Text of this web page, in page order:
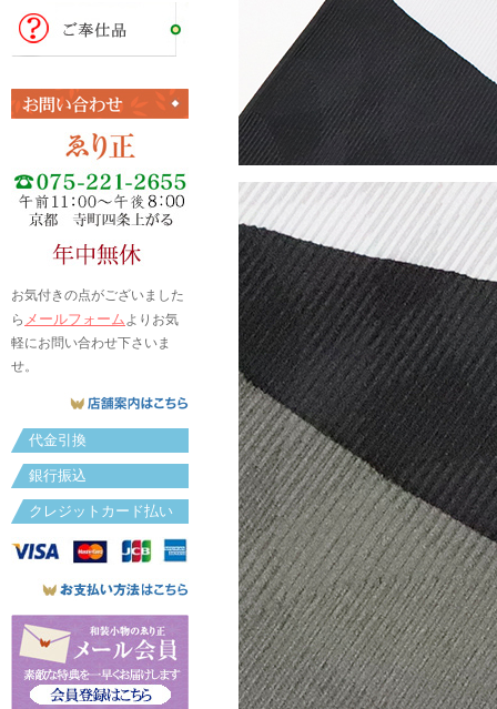
お気付きの点がございました
ら メールフォームよりお気
軽にお問い合わせ下さいま
せ。
代金引換
銀行振込
クレジットカード払い